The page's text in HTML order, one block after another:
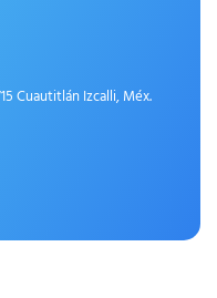
Cuautitlán Izcalli, Méx.